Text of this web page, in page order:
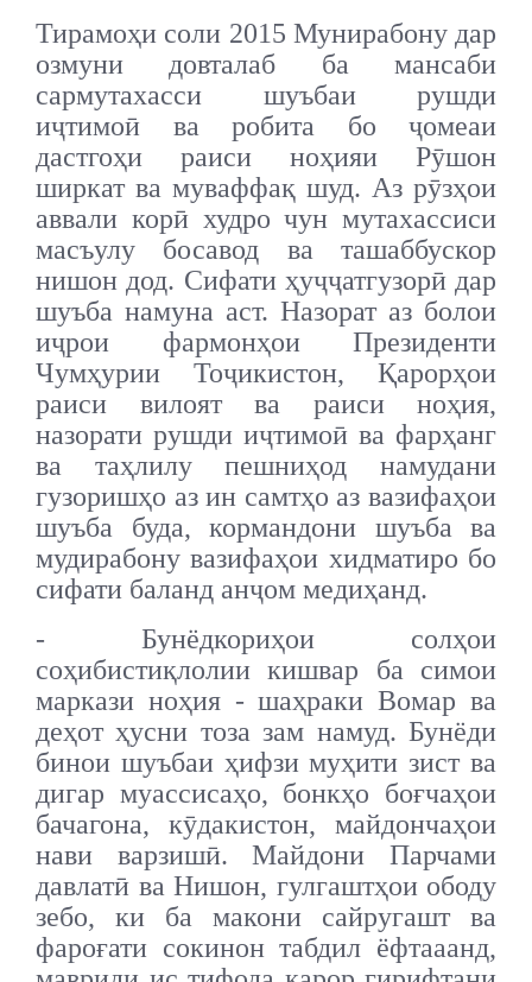
Тирамоҳи соли 2015 Мунирабону дар
озмуни довталаб ба мансаби
сармутахасси шуъбаи рушди
иҷтимоӣ ва робита бо ҷомеаи
дастгоҳи раиси ноҳияи Рӯшон
ширкат ва муваффақ шуд. Аз рӯзҳои
аввали корӣ худро чун мутахассиси
масъулу босавод ва ташаббускор
нишон дод. Сифати ҳуҷҷатгузорӣ дар
шуъба намуна аст. Назорат аз болои
иҷрои фармонҳои Президенти
Чумҳурии Тоҷикистон, Қарорҳои
раиси вилоят ва раиси ноҳия,
назорати рушди иҷтимоӣ ва фарҳанг
ва таҳлилу пешниҳод намудани
гузоришҳо аз ин самтҳо аз вазифаҳои
шуъба буда, кормандони шуъба ва
мудирабону вазифаҳои хидматиро бо
сифати баланд анҷом медиҳанд.
- Бунёдкориҳои солҳои
соҳибистиқлолии кишвар ба симои
маркази ноҳия - шаҳраки Вомар ва
деҳот ҳусни тоза зам намуд. Бунёди
бинои шуъбаи ҳифзи муҳити зист ва
дигар муассисаҳо, бонкҳо боғчаҳои
бачагона, кӯдакистон, майдончаҳои
нави варзишӣ. Майдони Парчами
давлатӣ ва Нишон, гулгаштҳои ободу
зебо, ки ба макони сайругашт ва
фароғати сокинон табдил ёфтааанд,